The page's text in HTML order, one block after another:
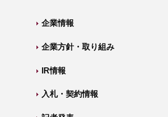
企業情報
企業方針・取り組み
IR情報
入札・契約情報